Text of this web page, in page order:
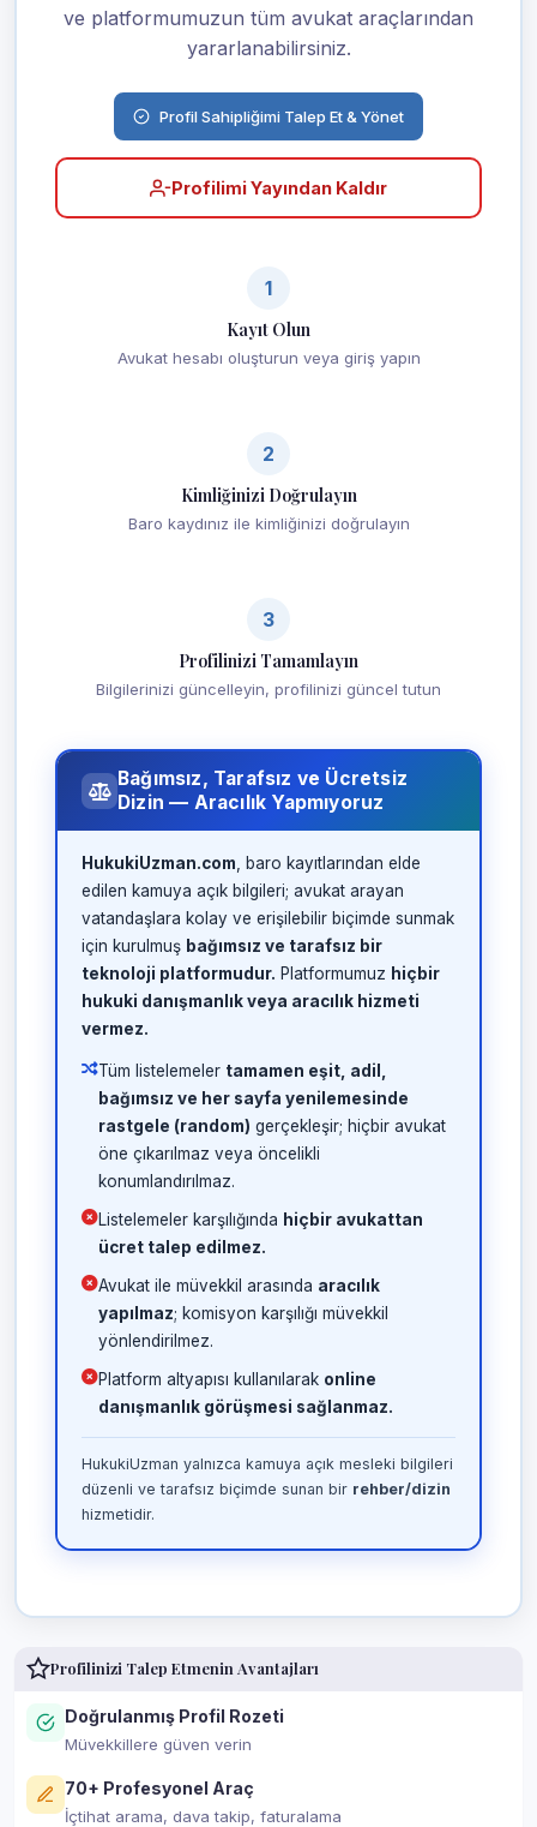
ve platformumuzun tüm avukat araçlarından
yararlanabilirsiniz.
Profil Sahipliğimi Talep Et & Yönet
Profilimi Yayından Kaldır
1
Kayıt Olun
Avukat hesabı oluşturun veya giriş yapın
2
Kimliğinizi Doğrulayın
Baro kaydınız ile kimliğinizi doğrulayın
3
Profilinizi Tamamlayın
Bilgilerinizi güncelleyin, profilinizi güncel tutun
Bağımsız, Tarafsız ve Ücretsiz
Dizin — Aracılık Yapmıyoruz
HukukiUzman.com , baro kayıtlarından elde
edilen kamuya açık bilgileri; avukat arayan
vatandaşlara kolay ve erişilebilir biçimde sunmak
için kurulmuş bağımsız ve tarafsız bir
teknoloji platformudur. Platformumuz hiçbir
hukuki danışmanlık veya aracılık hizmeti
vermez.
Tüm listelemeler tamamen eşit, adil,
bağımsız ve her sayfa yenilemesinde
rastgele (random) gerçekleşir; hiçbir avukat
öne çıkarılmaz veya öncelikli
konumlandırılmaz.
Listelemeler karşılığında hiçbir avukattan
ücret talep edilmez.
Avukat ile müvekkil arasında aracılık
yapılmaz; komisyon karşılığı müvekkil
yönlendirilmez.
Platform altyapısı kullanılarak online
danışmanlık görüşmesi sağlanmaz.
HukukiUzman yalnızca kamuya açık mesleki bilgileri
düzenli ve tarafsız biçimde sunan bir rehber/dizin
hizmetidir.
Profilinizi Talep Etmenin Avantajları
Doğrulanmış Profil Rozeti
Müvekkillere güven verin
70+ Profesyonel Araç
İçtihat arama, dava takip, faturalama